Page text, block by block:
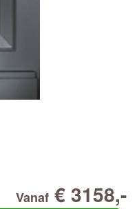
Vanaf € 3158,-